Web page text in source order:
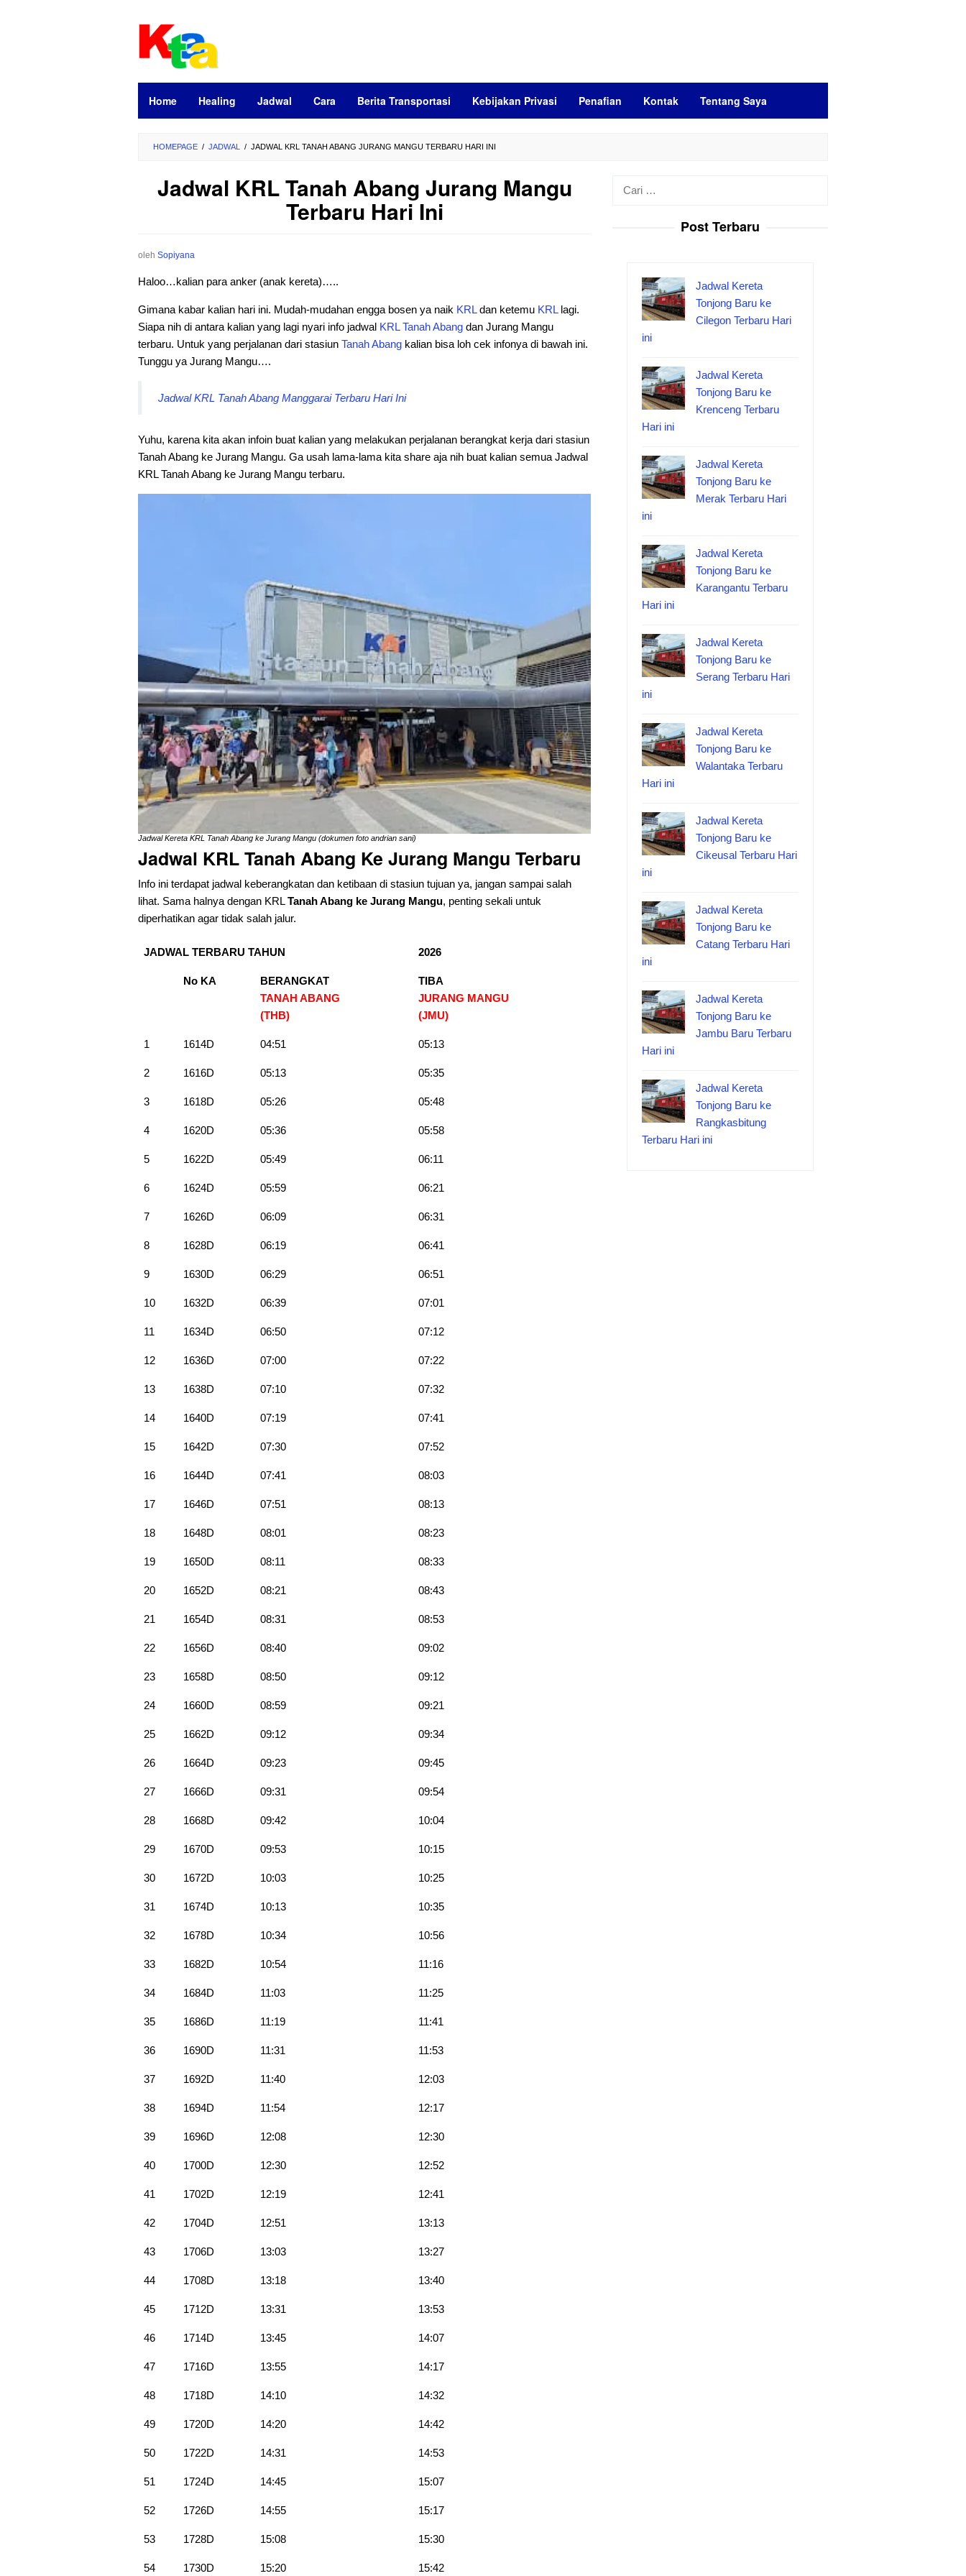
Home Healing Jadwal Cara Berita Transportasi Kebijakan Privasi Penafian Kontak Tentang Saya
HOMEPAGE / JADWAL / JADWAL KRL TANAH ABANG JURANG MANGU TERBARU HARI INI
Jadwal KRL Tanah Abang Jurang Mangu
Terbaru Hari Ini
oleh Sopiyana
Haloo…kalian para anker (anak kereta)…..
Gimana kabar kalian hari ini. Mudah-mudahan engga bosen ya naik KRLdan ketemu KRLlagi.
Siapa nih di antara kalian yang lagi nyari info jadwal KRL TanahAbang dan Jurang Mangu
terbaru. Untuk yang perjalanan dari stasiun TanahAbang kalian bisa loh cek infonya di bawah ini.
Tunggu ya Jurang Mangu….
Jadwal KRL Tanah Abang Manggarai Terbaru Hari Ini
Yuhu, karena kita akan infoin buat kalian yang melakukan perjalanan berangkat kerja dari stasiun
Tanah Abang ke Jurang Mangu. Ga usah lama-lama kita share aja nih buat kalian semua Jadwal
KRL Tanah Abang ke Jurang Mangu terbaru.
Jadwal Kereta KRL Tanah Abang ke Jurang Mangu (dokumen foto andrian sani)
Jadwal KRL Tanah Abang Ke Jurang Mangu Terbaru
Info ini terdapat jadwal keberangkatan dan ketibaan di stasiun tujuan ya, jangan sampai salah
lihat. Sama halnya dengan KRLTanah Abang ke Jurang Mangu, penting sekali untuk
diperhatikan agar tidak salah jalur.
JADWAL TERBARU TAHUN 2026
No KA
BERANGKAT
TANAH ABANG
(THB)
TIBA
JURANG MANGU
(JMU)
1 1614D 04:51 05:13
2 1616D 05:13 05:35
3 1618D 05:26 05:48
4 1620D 05:36 05:58
5 1622D 05:49 06:11
6 1624D 05:59 06:21
7 1626D 06:09 06:31
8 1628D 06:19 06:41
9 1630D 06:29 06:51
10 1632D 06:39 07:01
11 1634D 06:50 07:12
12 1636D 07:00 07:22
13 1638D 07:10 07:32
14 1640D 07:19 07:41
15 1642D 07:30 07:52
16 1644D 07:41 08:03
17 1646D 07:51 08:13
18 1648D 08:01 08:23
19 1650D 08:11 08:33
20 1652D 08:21 08:43
21 1654D 08:31 08:53
22 1656D 08:40 09:02
23 1658D 08:50 09:12
24 1660D 08:59 09:21
25 1662D 09:12 09:34
26 1664D 09:23 09:45
27 1666D 09:31 09:54
28 1668D 09:42 10:04
29 1670D 09:53 10:15
30 1672D 10:03 10:25
31 1674D 10:13 10:35
32 1678D 10:34 10:56
33 1682D 10:54 11:16
34 1684D 11:03 11:25
35 1686D 11:19 11:41
36 1690D 11:31 11:53
37 1692D 11:40 12:03
38 1694D 11:54 12:17
39 1696D 12:08 12:30
40 1700D 12:30 12:52
41 1702D 12:19 12:41
42 1704D 12:51 13:13
43 1706D 13:03 13:27
44 1708D 13:18 13:40
45 1712D 13:31 13:53
46 1714D 13:45 14:07
47 1716D 13:55 14:17
48 1718D 14:10 14:32
49 1720D 14:20 14:42
50 1722D 14:31 14:53
51 1724D 14:45 15:07
52 1726D 14:55 15:17
53 1728D 15:08 15:30
54 1730D 15:20 15:42
Post Terbaru
Jadwal Kereta
Tonjong Baru ke
Cilegon Terbaru Hari
ini
Jadwal Kereta
Tonjong Baru ke
Krenceng Terbaru
Hari ini
Jadwal Kereta
Tonjong Baru ke
Merak Terbaru Hari
ini
Jadwal Kereta
Tonjong Baru ke
Karangantu Terbaru
Hari ini
Jadwal Kereta
Tonjong Baru ke
Serang Terbaru Hari
ini
Jadwal Kereta
Tonjong Baru ke
Walantaka Terbaru
Hari ini
Jadwal Kereta
Tonjong Baru ke
Cikeusal Terbaru Hari
ini
Jadwal Kereta
Tonjong Baru ke
Catang Terbaru Hari
ini
Jadwal Kereta
Tonjong Baru ke
Jambu Baru Terbaru
Hari ini
Jadwal Kereta
Tonjong Baru ke
Rangkasbitung
Terbaru Hari ini